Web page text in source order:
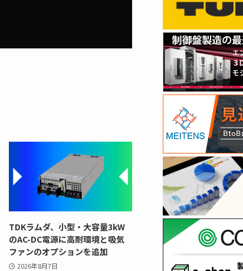
TDKラムダ、小型・大容量3kW
のAC-DC電源に高耐環境と吸気
ファンのオプションを追加
2026年8月7日